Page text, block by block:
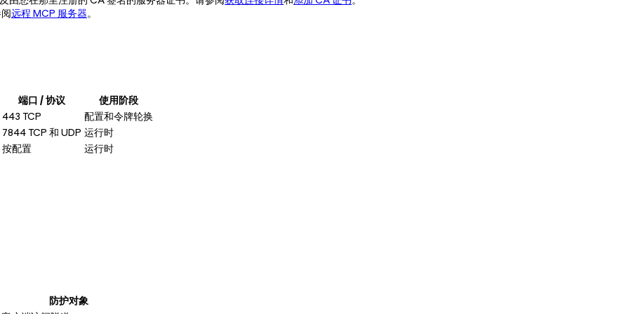
远程 MCP 服务器。
端口 / 协议
使用阶段
443 TCP
配置和令牌轮换
7844 TCP 和 UDP 运行时
按配置
运行时
防护对象